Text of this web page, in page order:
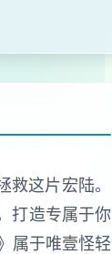
这片宏陆。
打造专属于你
属于唯壹怪轻